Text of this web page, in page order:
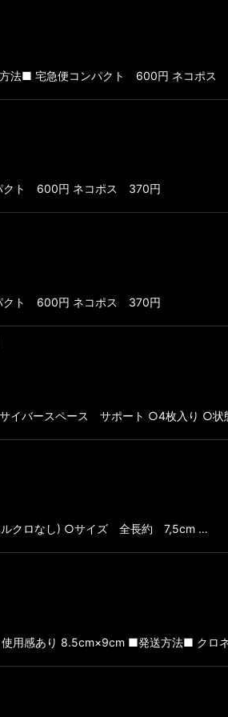
■ 宅急便コンパクト 600円 ネコポス
クト 600円 ネコポス 370円
クト 600円 ネコポス 370円
イバースペース サポート ○4枚入り ○
ルクロなし) ○サイズ 全長約 7,5cm …
用感あり 8.5cm×9cm ■発送方法■ クロ